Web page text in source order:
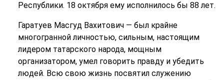
Республики. 18 октября ему исполнилось бы 88 лет.
Гаратуев Масгуд Вахитович — был крайне
многогранной личностью, сильным, настоящим
лидером татарского народа, мощным
организатором, умел говорить правду и убедить
людей. Всю свою жизнь посвятил служению